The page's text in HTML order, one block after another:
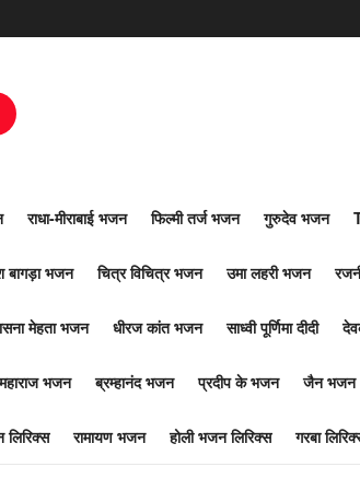
राधा-मीराबाई भजन फिल्मी तर्ज भजन गुरुदेव भजन
बागड़ा भजन चित्र विचित्र भजन उमा लहरी भजन
मेहता भजन धीरज कांत भजन साध्वी पूर्णिमा दीदी
भजन ब्रम्हानंद भजन प्रदीप के भजन जैन भजन
रामायण भजन होली भजन लिरिक्स गरबा